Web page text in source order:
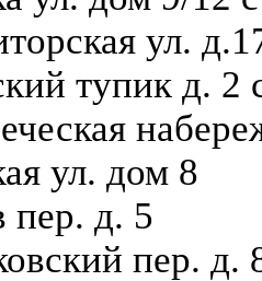
ул.
тупик д. 2
ул. дом 8
пер. д. 5
пер. д.